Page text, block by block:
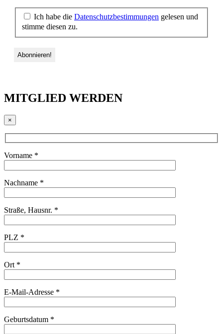
Ich habe die Datenschutzbestimmungen gelesen und
stimme diesen zu.
MITGLIED WERDEN
×
Vorname *
Nachname *
Straße, Hausnr. *
PLZ *
Ort *
E-Mail-Adresse *
Geburtsdatum *